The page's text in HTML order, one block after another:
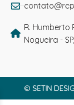
R. Humberto
Nogueira -
© SETIN